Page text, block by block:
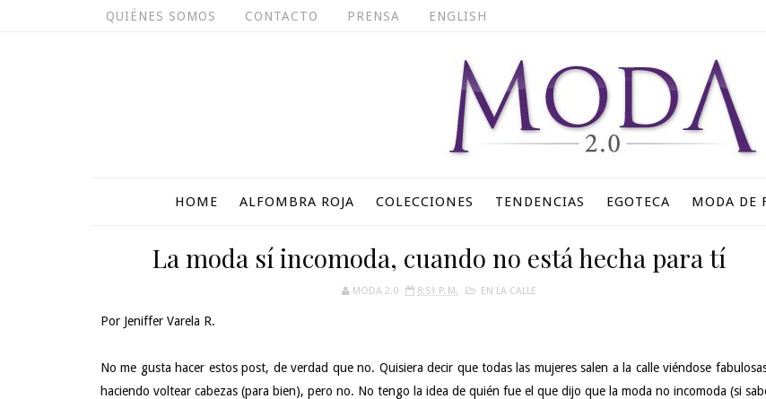
QUIÉNES SOMOS CONTACTO PRENSA ENGLISH
HOME ALFOMBRA ROJA COLECCIONES TENDENCIAS EGOTECA MODA DE
La moda sí incomoda, cuando no está hecha para tí
MODA 2.0 8:51 P. M. EN LA CALLE
Por Jeniffer Varela R.
No me gusta hacer estos post, de verdad que no. Quisiera decir que todas las mujeres salen a la calle viéndose
haciendo voltear cabezas (para bien), pero no. No tengo la idea de quién fue el que dijo que la moda no incomoda (si